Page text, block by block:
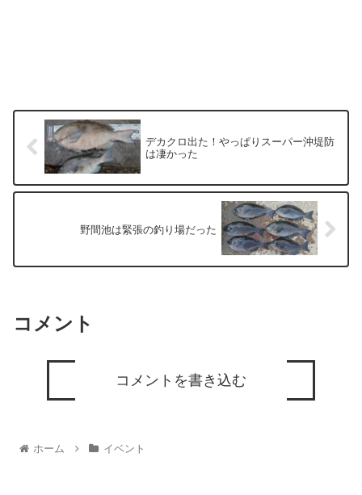
デカクロ出た！やっぱりスーパー沖堤防
は凄かった
野間池は緊張の釣り場だった
コメント
コメントを書き込む
ホーム イベント